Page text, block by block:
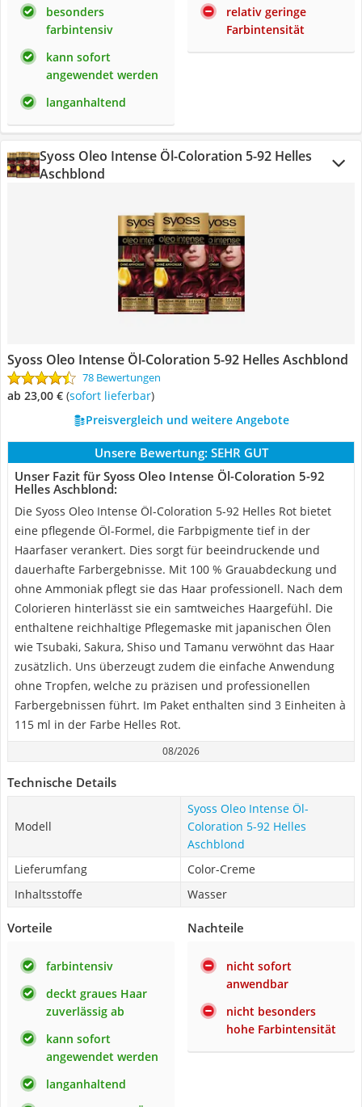
besonders
farbintensiv
kann sofort
angewendet werden
langanhaltend
relativ geringe
Farbintensität
Syoss Oleo Intense Öl-Coloration 5-92 Helles
Aschblond
Syoss Oleo Intense Öl-Coloration 5-92 Helles Aschblond
78 Bewertungen
ab 23,00 € ( Sofort lieferbar)
Preisvergleich und weitere Angebote
Unsere Bewertung: SEHR GUT
Unser Fazit für Syoss Oleo Intense Öl-Coloration 5-92
Helles Aschblond:
Die Syoss Oleo Intense Öl-Coloration 5-92 Helles Rot bietet
eine pflegende Öl-Formel, die Farbpigmente tief in der
Haarfaser verankert. Dies sorgt für beeindruckende und
dauerhafte Farbergebnisse. Mit 100 % Grauabdeckung und
ohne Ammoniak pflegt sie das Haar professionell. Nach dem
Colorieren hinterlässt sie ein samtweiches Haargefühl. Die
enthaltene reichhaltige Pflegemaske mit japanischen Ölen
wie Tsubaki, Sakura, Shiso und Tamanu verwöhnt das Haar
zusätzlich. Uns überzeugt zudem die einfache Anwendung
ohne Tropfen, welche zu präzisen und professionellen
Farbergebnissen führt. Im Paket enthalten sind 3 Einheiten à
115 ml in der Farbe Helles Rot.
08/2026
Technische Details
Modell
Syoss Oleo Intense Öl-
Coloration 5-92 Helles
Aschblond
Lieferumfang
Color-Creme
Inhaltsstoffe
Wasser
Vorteile
farbintensiv
deckt graues Haar
zuverlässig ab
kann sofort
angewendet werden
langanhaltend
Nachteile
nicht sofort
anwendbar
nicht besonders
hohe Farbintensität